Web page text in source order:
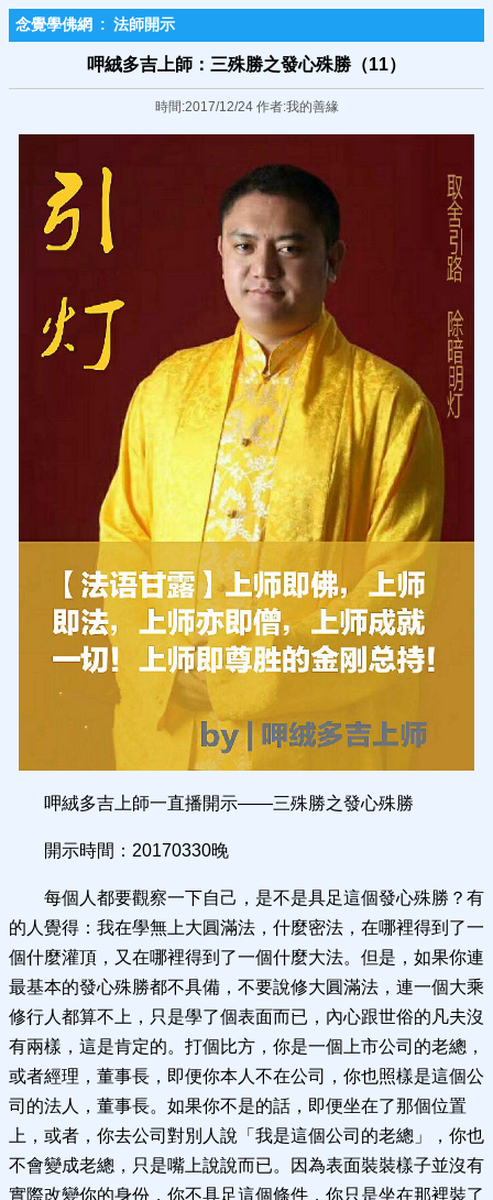
念覺學佛網 : 法師開示
呷絨多吉上師：三殊勝之發心殊勝（11）
時間:2017/12/24 作者:我的善緣
呷絨多吉上師一直播開示——三殊勝之發心殊勝
開示時間：20170330晚
每個人都要觀察一下自己，是不是具足這個發心殊勝？有
的人覺得：我在學無上大圓滿法，什麼密法，在哪裡得到了一
個什麼灌頂，又在哪裡得到了一個什麼大法。但是，如果你連
最基本的發心殊勝都不具備，不要說修大圓滿法，連一個大乘
修行人都算不上，只是學了個表面而已，內心跟世俗的凡夫沒
有兩樣，這是肯定的。打個比方，你是一個上市公司的老總，
或者經理，董事長，即便你本人不在公司，你也照樣是這個公
司的法人，董事長。如果你不是的話，即便坐在了那個位置
上，或者，你去公司對別人說「我是這個公司的老總」，你也
不會變成老總，只是嘴上說說而已。因為表面裝裝樣子並沒有
實際改變你的身份，你不具足這個條件，你只是坐在那裡裝了